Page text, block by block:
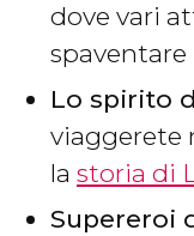
dove vari
Lo spirito
viaggerete
la storia di
Supereroi